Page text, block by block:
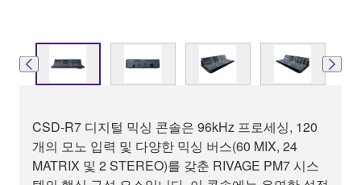
CSD-R7 디지털 믹싱 콘솔은 96kHz 프로세싱, 120
개의 모노 입력 및 다양한 믹싱 버스(60 MIX, 24
MATRIX 및 2 STEREO)를 갖춘 RIVAGE PM7 시스